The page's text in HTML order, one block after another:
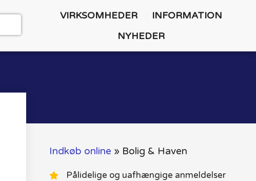
VIRKSOMHEDER
INFORMATION
NYHEDER
Indkøb online » Bolig & Haven
Pålidelige og uafhængige anmeldelser